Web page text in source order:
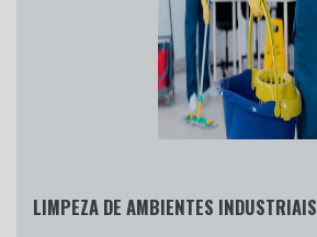
LIMPEZA DE AMBIENTES INDUSTRIAIS